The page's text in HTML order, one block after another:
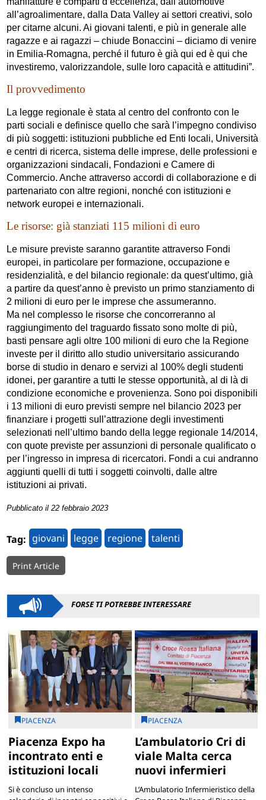
all’agroalimentare, dalla Data Valley ai settori creativi, solo
per citarne alcuni. Ai giovani talenti, e più in generale alle
ragazze e ai ragazzi – chiude Bonaccini – diciamo di venire
in Emilia-Romagna, perché il futuro è già qui ed è qui che
investiremo, valorizzandole, sulle loro capacità e attitudini”.
Il provvedimento
La legge regionale è stata al centro del confronto con le
parti sociali e definisce quello che sarà l’impegno condiviso
di più soggetti: istituzioni pubbliche ed Enti locali, Università
e centri di ricerca, sistema delle imprese, delle professioni e
organizzazioni sindacali, Fondazioni e Camere di
Commercio. Anche attraverso accordi di collaborazione e di
partenariato con altre regioni, nonché con istituzioni e
network europei e internazionali.
Le risorse: già stanziati 115 milioni di euro
Le misure previste saranno garantite attraverso Fondi
europei, in particolare per formazione, occupazione e
residenzialità, e del bilancio regionale: da quest’ultimo, già
a partire da quest’anno è previsto un primo stanziamento di
2 milioni di euro per le imprese che assumeranno.
Ma nel complesso le risorse che concorreranno al
raggiungimento del traguardo fissato sono molte di più,
basti pensare agli oltre 100 milioni di euro che la Regione
investe per il diritto allo studio universitario assicurando
borse di studio in denaro e servizi al 100% degli studenti
idonei, per garantire a tutti le stesse opportunità, al di là di
condizione economiche e provenienza. Sono poi disponibili
i 13 milioni di euro previsti sempre nel bilancio 2023 per
finanziare i progetti sull’attrazione degli investimenti
selezionati nell’ultimo bando della legge regionale 14/2014,
con quote previste per assunzioni di personale qualificato o
per l’ingresso in impresa di ricercatori. Fondi a cui andranno
aggiunti quelli di tutti i soggetti coinvolti, dalle altre
istituzioni ai privati.
Pubblicato il 22 febbraio 2023
Tag: giovani legge regione talenti
Print Article
FORSE TI POTREBBE INTERESSARE
PIACENZA
Piacenza Expo ha
incontrato enti e
istituzioni locali
Si è concluso un intenso
PIACENZA
L’ambulatorio Cri di
viale Malta cerca
nuovi infermieri
L’Ambulatorio Infermieristico della